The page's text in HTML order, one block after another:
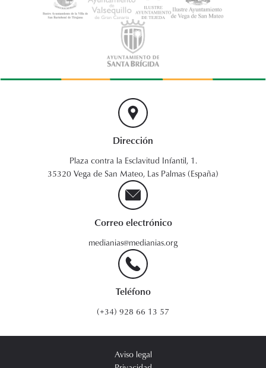
Dirección
Plaza contra la Esclavitud Infantil, 1.
35320 Vega de San Mateo, Las Palmas (España)
Correo electrónico
medianias@medianias.org
Teléfono
(+34) 928 66 13 57
Aviso legal